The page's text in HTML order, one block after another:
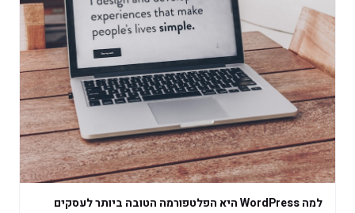
למה WordPress היא הפלטפורמה הטובה ביותר לעסקים